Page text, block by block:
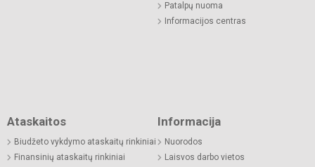
Patalpų nuoma
Informacijos centras
Ataskaitos
Biudžeto vykdymo ataskaitų rinkiniai
Finansinių ataskaitų rinkiniai
Informacija
Nuorodos
Laisvos darbo vietos